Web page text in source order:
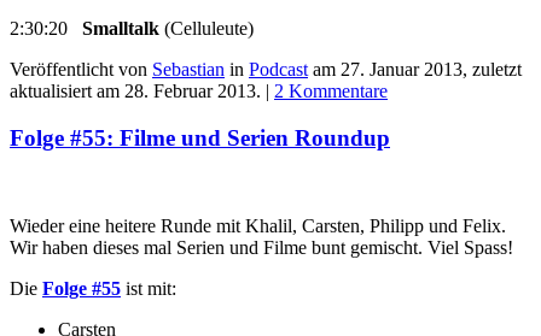
2:30:20 Smalltalk (Celluleute)
Veröffentlicht von Sebastian in Podcastam 27. Januar 2013, zuletzt
aktualisiert am 28. Februar 2013. | 2 Kommentare
Folge #55: Filme und Serien Roundup
Wieder eine heitere Runde mit Khalil, Carsten, Philipp und Felix.
Wir haben dieses mal Serien und Filme bunt gemischt. Viel Spass!
Die Folge #55 ist mit:
Carsten